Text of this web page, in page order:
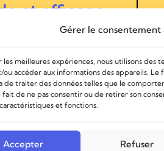
Gérer le consentement
les meilleures expériences, nous utilisons des
accéder aux informations des appareils. Le
de traiter des données telles que le
fait de ne pas consentir ou de retirer son
et fonctions.
Accepter Refuser
et efficace
financée